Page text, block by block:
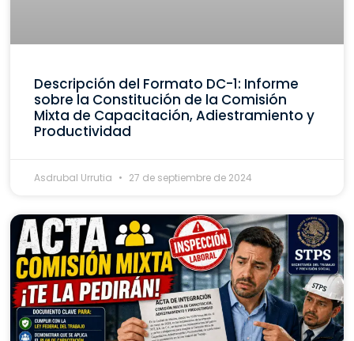
Descripción del Formato DC-1: Informe
sobre la Constitución de la Comisión
Mixta de Capacitación, Adiestramiento y
Productividad
Asdrubal Urrutia 27 de septiembre de 2024